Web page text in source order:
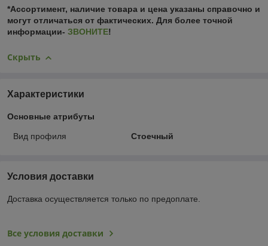
*Ассортимент, наличие товара и цена указаны справочно и
могут отличаться от фактических. Для более точной
информации- ЗВОНИТЕ!
Скрыть
Характеристики
Основные атрибуты
Вид профиля Стоечный
Условия доставки
Доставка осуществляется только по предоплате.
Все условия доставки